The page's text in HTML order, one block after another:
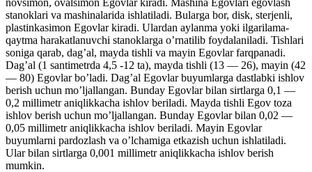
stanoklari va mashinalarida ishlatiladi. Bularga bor, disk, sterjenli,
plastinkasimon Egovlar kiradi. Ulardan aylanma yoki ilgarilama-
qaytma harakatlanuvchi stanoklarga o’rnatilib foydalaniladi. Tishlari
soniga qarab, dag’al, mayda tishli va mayin Egovlar farqpanadi.
Dag’al (1 santimetrda 4,5 -12 ta), mayda tishli (13 — 26), mayin (42
— 80) Egovlar bo’ladi. Dag’al Egovlar buyumlarga dastlabki ishlov
berish uchun mo’ljallangan. Bunday Egovlar bilan sirtlarga 0,1 —
0,2 millimetr aniqlikkacha ishlov beriladi. Mayda tishli Egov toza
ishlov berish uchun mo’ljallangan. Bunday Egovlar bilan 0,02 —
0,05 millimetr aniqlikkacha ishlov beriladi. Mayin Egovlar
buyumlarni pardozlash va o’lchamiga etkazish uchun ishlatiladi.
Ular bilan sirtlarga 0,001 millimetr aniqlikkacha ishlov berish
mumkin.